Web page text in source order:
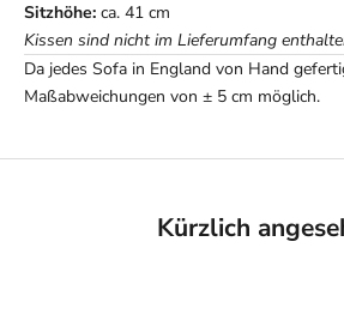
Sitzhöhe: ca. 41 cm
Kissen sind nicht im Lieferumfang
Da jedes Sofa in England von Hand
Maßabweichungen von ± 5 cm möglich.
Kürzlich